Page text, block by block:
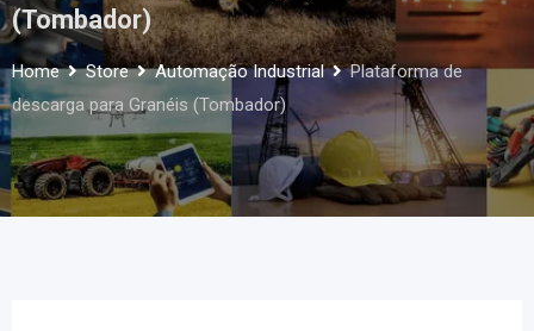
(Tombador)
Home Store Automação Industrial
Plataforma de
descarga para Granéis (Tombador)